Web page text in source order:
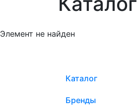
Элемент не найден
Каталог
Бренды